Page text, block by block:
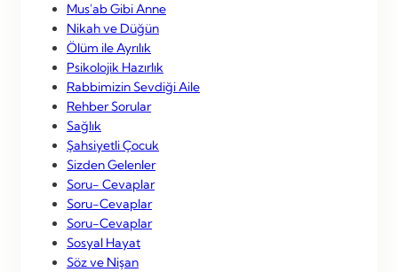
Mus'ab Gibi Anne
Nikah ve Düğün
Ölüm ile Ayrılık
Psikolojik Hazırlık
Rabbimizin Sevdiği Aile
Rehber Sorular
Sağlık
Şahsiyetli Çocuk
Sizden Gelenler
Soru- Cevaplar
Soru-Cevaplar
Soru-Cevaplar
Sosyal Hayat
Söz ve Nişan